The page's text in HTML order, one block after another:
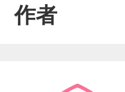
作者